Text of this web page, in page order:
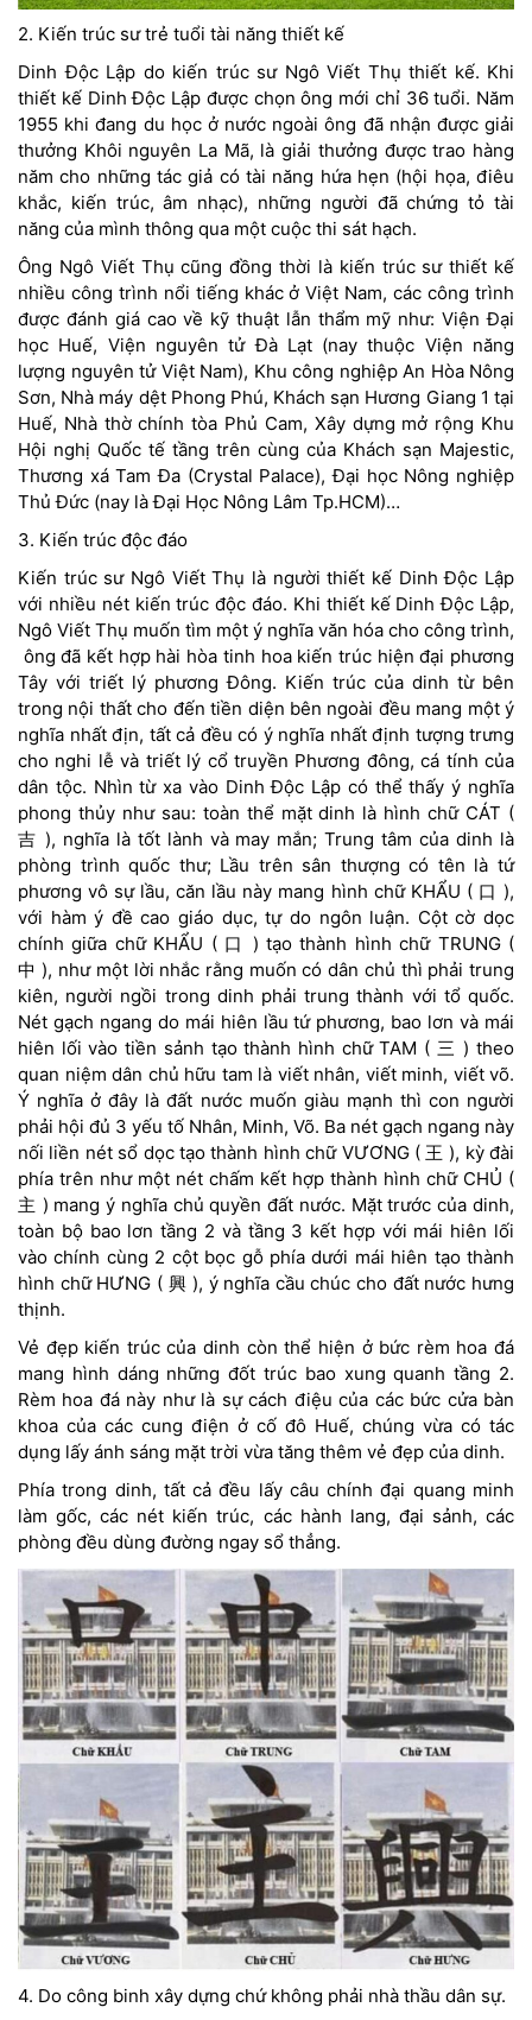
2. Kiến trúc sư trẻ tuổi tài năng thiết kế
Dinh Độc Lập do kiến trúc sư Ngô Viết Thụ thiết kế. Khi
thiết kế Dinh Độc Lập được chọn ông mới chỉ 36 tuổi. Năm
1955 khi đang du học ở nước ngoài ông đã nhận được giải
thưởng Khôi nguyên La Mã, là giải thưởng được trao hàng
năm cho những tác giả có tài năng hứa hẹn (hội họa, điêu
khắc, kiến trúc, âm nhạc), những người đã chứng tỏ tài
năng của mình thông qua một cuộc thi sát hạch.
Ông Ngô Viết Thụ cũng đồng thời là kiến trúc sư thiết kế
nhiều công trình nổi tiếng khác ở Việt Nam, các công trình
được đánh giá cao về kỹ thuật lẫn thẩm mỹ như: Viện Đại
học Huế, Viện nguyên tử Đà Lạt (nay thuộc Viện năng
lượng nguyên tử Việt Nam), Khu công nghiệp An Hòa Nông
Sơn, Nhà máy dệt Phong Phú, Khách sạn Hương Giang 1 tại
Huế, Nhà thờ chính tòa Phủ Cam, Xây dựng mở rộng Khu
Hội nghị Quốc tế tầng trên cùng của Khách sạn Majestic,
Thương xá Tam Đa (Crystal Palace), Đại học Nông nghiệp
Thủ Đức (nay là Đại Học Nông Lâm Tp.HCM)…
3. Kiến trúc độc đáo
Kiến trúc sư Ngô Viết Thụ là người thiết kế Dinh Ðộc Lập
với nhiều nét kiến trúc độc đáo. Khi thiết kế Dinh Ðộc Lập,
Ngô Viết Thụ muốn tìm một ý nghĩa văn hóa cho công trình,
ông đã kết hợp hài hòa tinh hoa kiến trúc hiện đại phương
Tây với triết lý phương Đông. Kiến trúc của dinh từ bên
trong nội thất cho đến tiền diện bên ngoài đều mang một ý
nghĩa nhất địn, tất cả đều có ý nghĩa nhất định tượng trưng
cho nghi lễ và triết lý cổ truyền Phương đông, cá tính của
dân tộc. Nhìn từ xa vào Dinh Độc Lập có thể thấy ý nghĩa
phong thủy như sau: toàn thể mặt dinh là hình chữ CÁT (
吉 ), nghĩa là tốt lành và may mắn; Trung tâm của dinh là
phòng trình quốc thư; Lầu trên sân thượng có tên là tứ
phương vô sự lầu, căn lầu này mang hình chữ KHẨU ( 口 ),
với hàm ý đề cao giáo dục, tự do ngôn luận. Cột cờ dọc
chính giữa chữ KHẨU ( 口 ) tạo thành hình chữ TRUNG (
中 ), như một lời nhắc rằng muốn có dân chủ thì phải trung
kiên, người ngồi trong dinh phải trung thành với tổ quốc.
Nét gạch ngang do mái hiên lầu tứ phương, bao lơn và mái
hiên lối vào tiền sảnh tạo thành hình chữ TAM ( 三 ) theo
quan niệm dân chủ hữu tam là viết nhân, viết minh, viết võ.
Ý nghĩa ở đây là đất nước muốn giàu mạnh thì con người
phải hội đủ 3 yếu tố Nhân, Minh, Võ. Ba nét gạch ngang này
nối liền nét sổ dọc tạo thành hình chữ VƯƠNG ( 王 ), kỳ đài
phía trên như một nét chấm kết hợp thành hình chữ CHỦ (
主 ) mang ý nghĩa chủ quyền đất nước. Mặt trước của dinh,
toàn bộ bao lơn tầng 2 và tầng 3 kết hợp với mái hiên lối
vào chính cùng 2 cột bọc gỗ phía dưới mái hiên tạo thành
hình chữ HƯNG ( 興 ), ý nghĩa cầu chúc cho đất nước hưng
thịnh.
Vẻ đẹp kiến trúc của dinh còn thể hiện ở bức rèm hoa đá
mang hình dáng những đốt trúc bao xung quanh tầng 2.
Rèm hoa đá này như là sự cách điệu của các bức cửa bàn
khoa của các cung điện ở cố đô Huế, chúng vừa có tác
dụng lấy ánh sáng mặt trời vừa tăng thêm vẻ đẹp của dinh.
Phía trong dinh, tất cả đều lấy câu chính đại quang minh
làm gốc, các nét kiến trúc, các hành lang, đại sảnh, các
phòng đều dùng đường ngay sổ thẳng.
4. Do công binh xây dựng chứ không phải nhà thầu dân sự.